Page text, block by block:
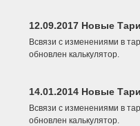
12.09.2017 Новые
Всвязи с изменениями в
обновлен калькулятор.
14.01.2014 Новые
Всвязи с изменениями в
обновлен калькулятор.